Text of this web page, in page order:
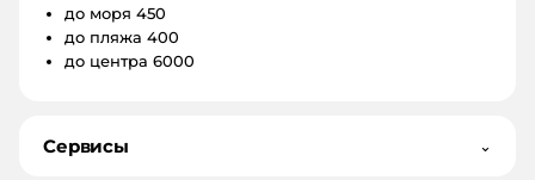
до моря 450
до пляжа 400
до центра 6000
Сервисы ⌄